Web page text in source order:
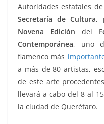
o
k
Autoridades estatales de
Secretaría de Cultura,
Novena Edición del
Contemporánea, uno
flamenco más
a más de 80 artistas,
de este arte
llevará a cabo del 8 al
la ciudad de Querétaro.